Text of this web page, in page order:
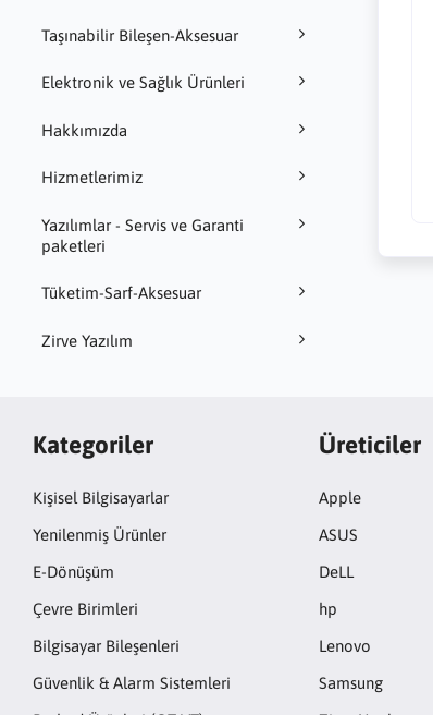
Taşınabilir Bileşen-Aksesuar
Elektronik ve Sağlık Ürünleri
Hakkımızda
Hizmetlerimiz
Yazılımlar - Servis ve Garanti
paketleri
Tüketim-Sarf-Aksesuar
Zirve Yazılım
Kategoriler
Kişisel Bilgisayarlar
Yenilenmiş Ürünler
E-Dönüşüm
Çevre Birimleri
Bilgisayar Bileşenleri
Güvenlik & Alarm Sistemleri
Üreticiler
Apple
ASUS
DeLL
hp
Lenovo
Samsung